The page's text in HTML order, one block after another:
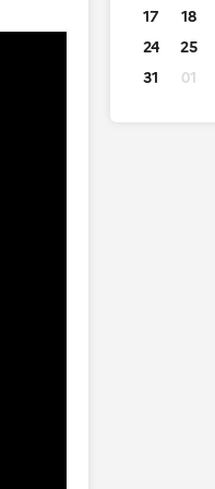
17
18
24
25
31
01